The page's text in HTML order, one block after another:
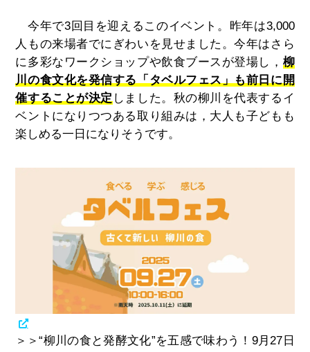
今年で3回目を迎えるこのイベント。昨年は3,000
人もの来場者でにぎわいを見せました。今年はさら
に多彩なワークショップや飲食ブースが登場し， 柳
川の食文化を発信する「タベルフェス」も前日に開
催することが決定しました。秋の柳川を代表するイ
ベントになりつつある取り組みは，大人も子どもも
楽しめる一日になりそうです。
＞＞“柳川の食と発酵文化”を五感で味わう！9月27日